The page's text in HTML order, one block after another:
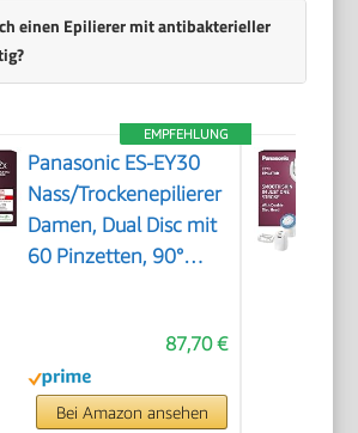
einen Epilierer mit antibakterieller
EMPFEHLUNG
Panasonic ES-EY30
Nass/Trockenepilierer
Damen, Dual Disc mit
60 Pinzetten, 90°
LED-Licht, 30 Min.
Betrieb, kabellos,
Haarentferner.
87,70 €
Bei Amazon ansehen